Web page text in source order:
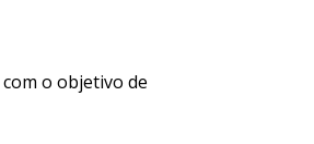
o objetivo de